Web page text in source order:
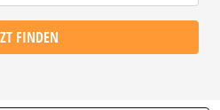
FINDEN